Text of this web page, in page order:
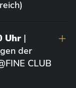
Uhr |
der
CLUB